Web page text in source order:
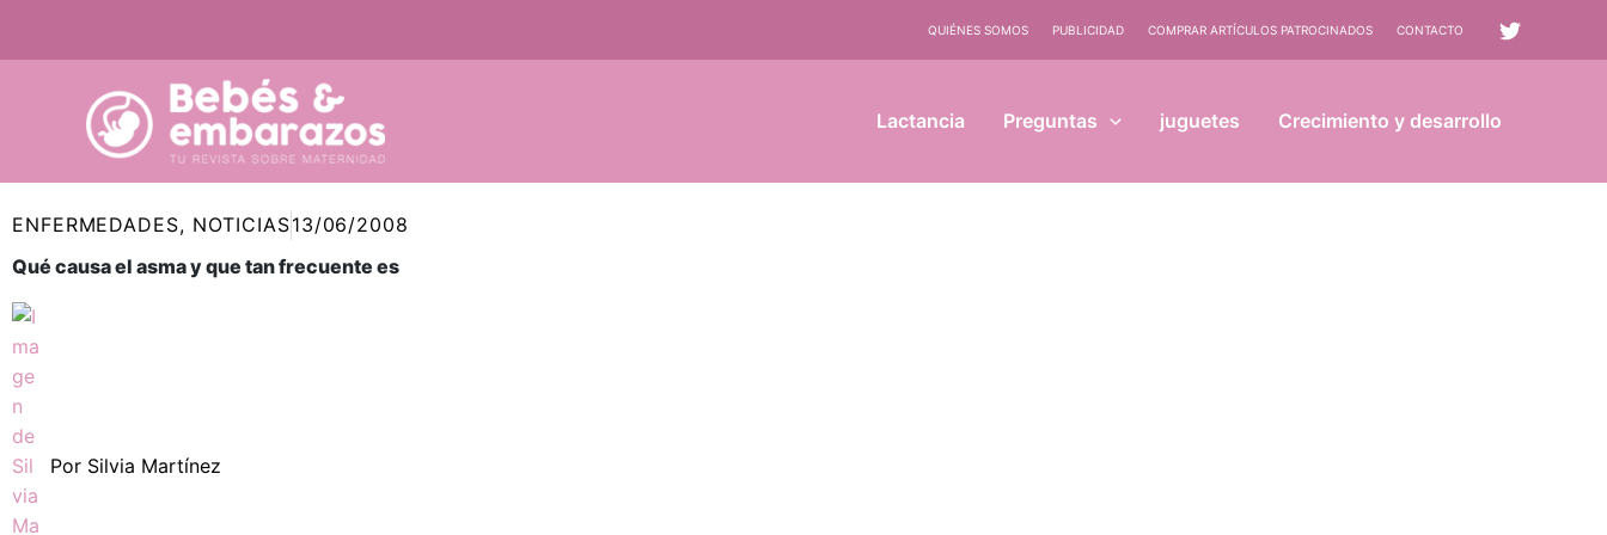
QUIÉNES SOMOS PUBLICIDAD COMPRAR ARTÍCULOS PATROCINADOS CONTACTO
Lactancia Preguntas juguetes Crecimiento y desarrollo
ENFERMEDADES, NOTICIAS13/06/2008
Qué causa el asma y que tan frecuente es
Por Silvia Martínez